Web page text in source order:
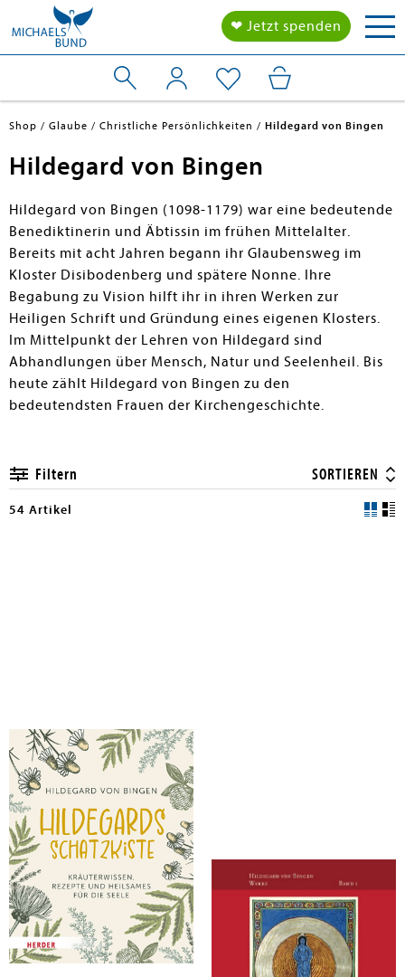
❤ Jetzt spenden
Shop Glaube Christliche Persönlichkeiten Hildegard von Bingen
Hildegard von Bingen
Hildegard von Bingen (1098-1179) war eine bedeutende
Benediktinerin und Äbtissin im frühen Mittelalter.
Bereits mit acht Jahren begann ihr Glaubensweg im
Kloster Disibodenberg und spätere Nonne. Ihre
Begabung zu Vision hilft ihr in ihren Werken zur
Heiligen Schrift und Gründung eines eigenen Klosters.
Im Mittelpunkt der Lehren von Hildegard sind
Abhandlungen über Mensch, Natur und Seelenheil. Bis
heute zählt Hildegard von Bingen zu den
bedeutendsten Frauen der Kirchengeschichte.
Filtern SORTIEREN
54 Artikel
Hildegard von Bingen
Hildegards Schatzkiste
Wisse die Wege